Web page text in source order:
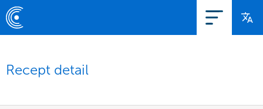
Recept detail